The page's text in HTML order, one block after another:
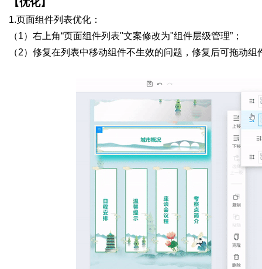
【优化】
1.页面组件列表优化：
（1）右上角“页面组件列表"文案修改为"组件层级管理” ；
（2）修复在列表中移动组件不生效的问题，修复后可拖动组